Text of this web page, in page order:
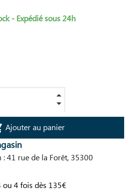
- Expédié sous 24h
Ajouter au panier
41 rue de la Forêt, 35300
ou 4 fois dès 135€